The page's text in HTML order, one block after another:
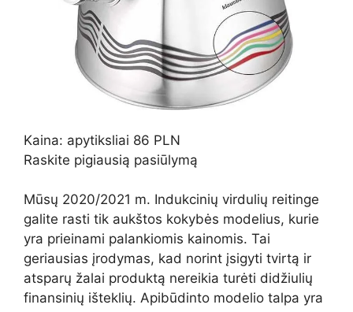
Kaina: apytiksliai 86 PLN
Raskite pigiausią pasiūlymą
Mūsų 2020/2021 m. Indukcinių virdulių reitinge
galite rasti tik aukštos kokybės modelius, kurie
yra prieinami palankiomis kainomis. Tai
geriausias įrodymas, kad norint įsigyti tvirtą ir
atsparų žalai produktą nereikia turėti didžiulių
finansinių išteklių. Apibūdinto modelio talpa yra